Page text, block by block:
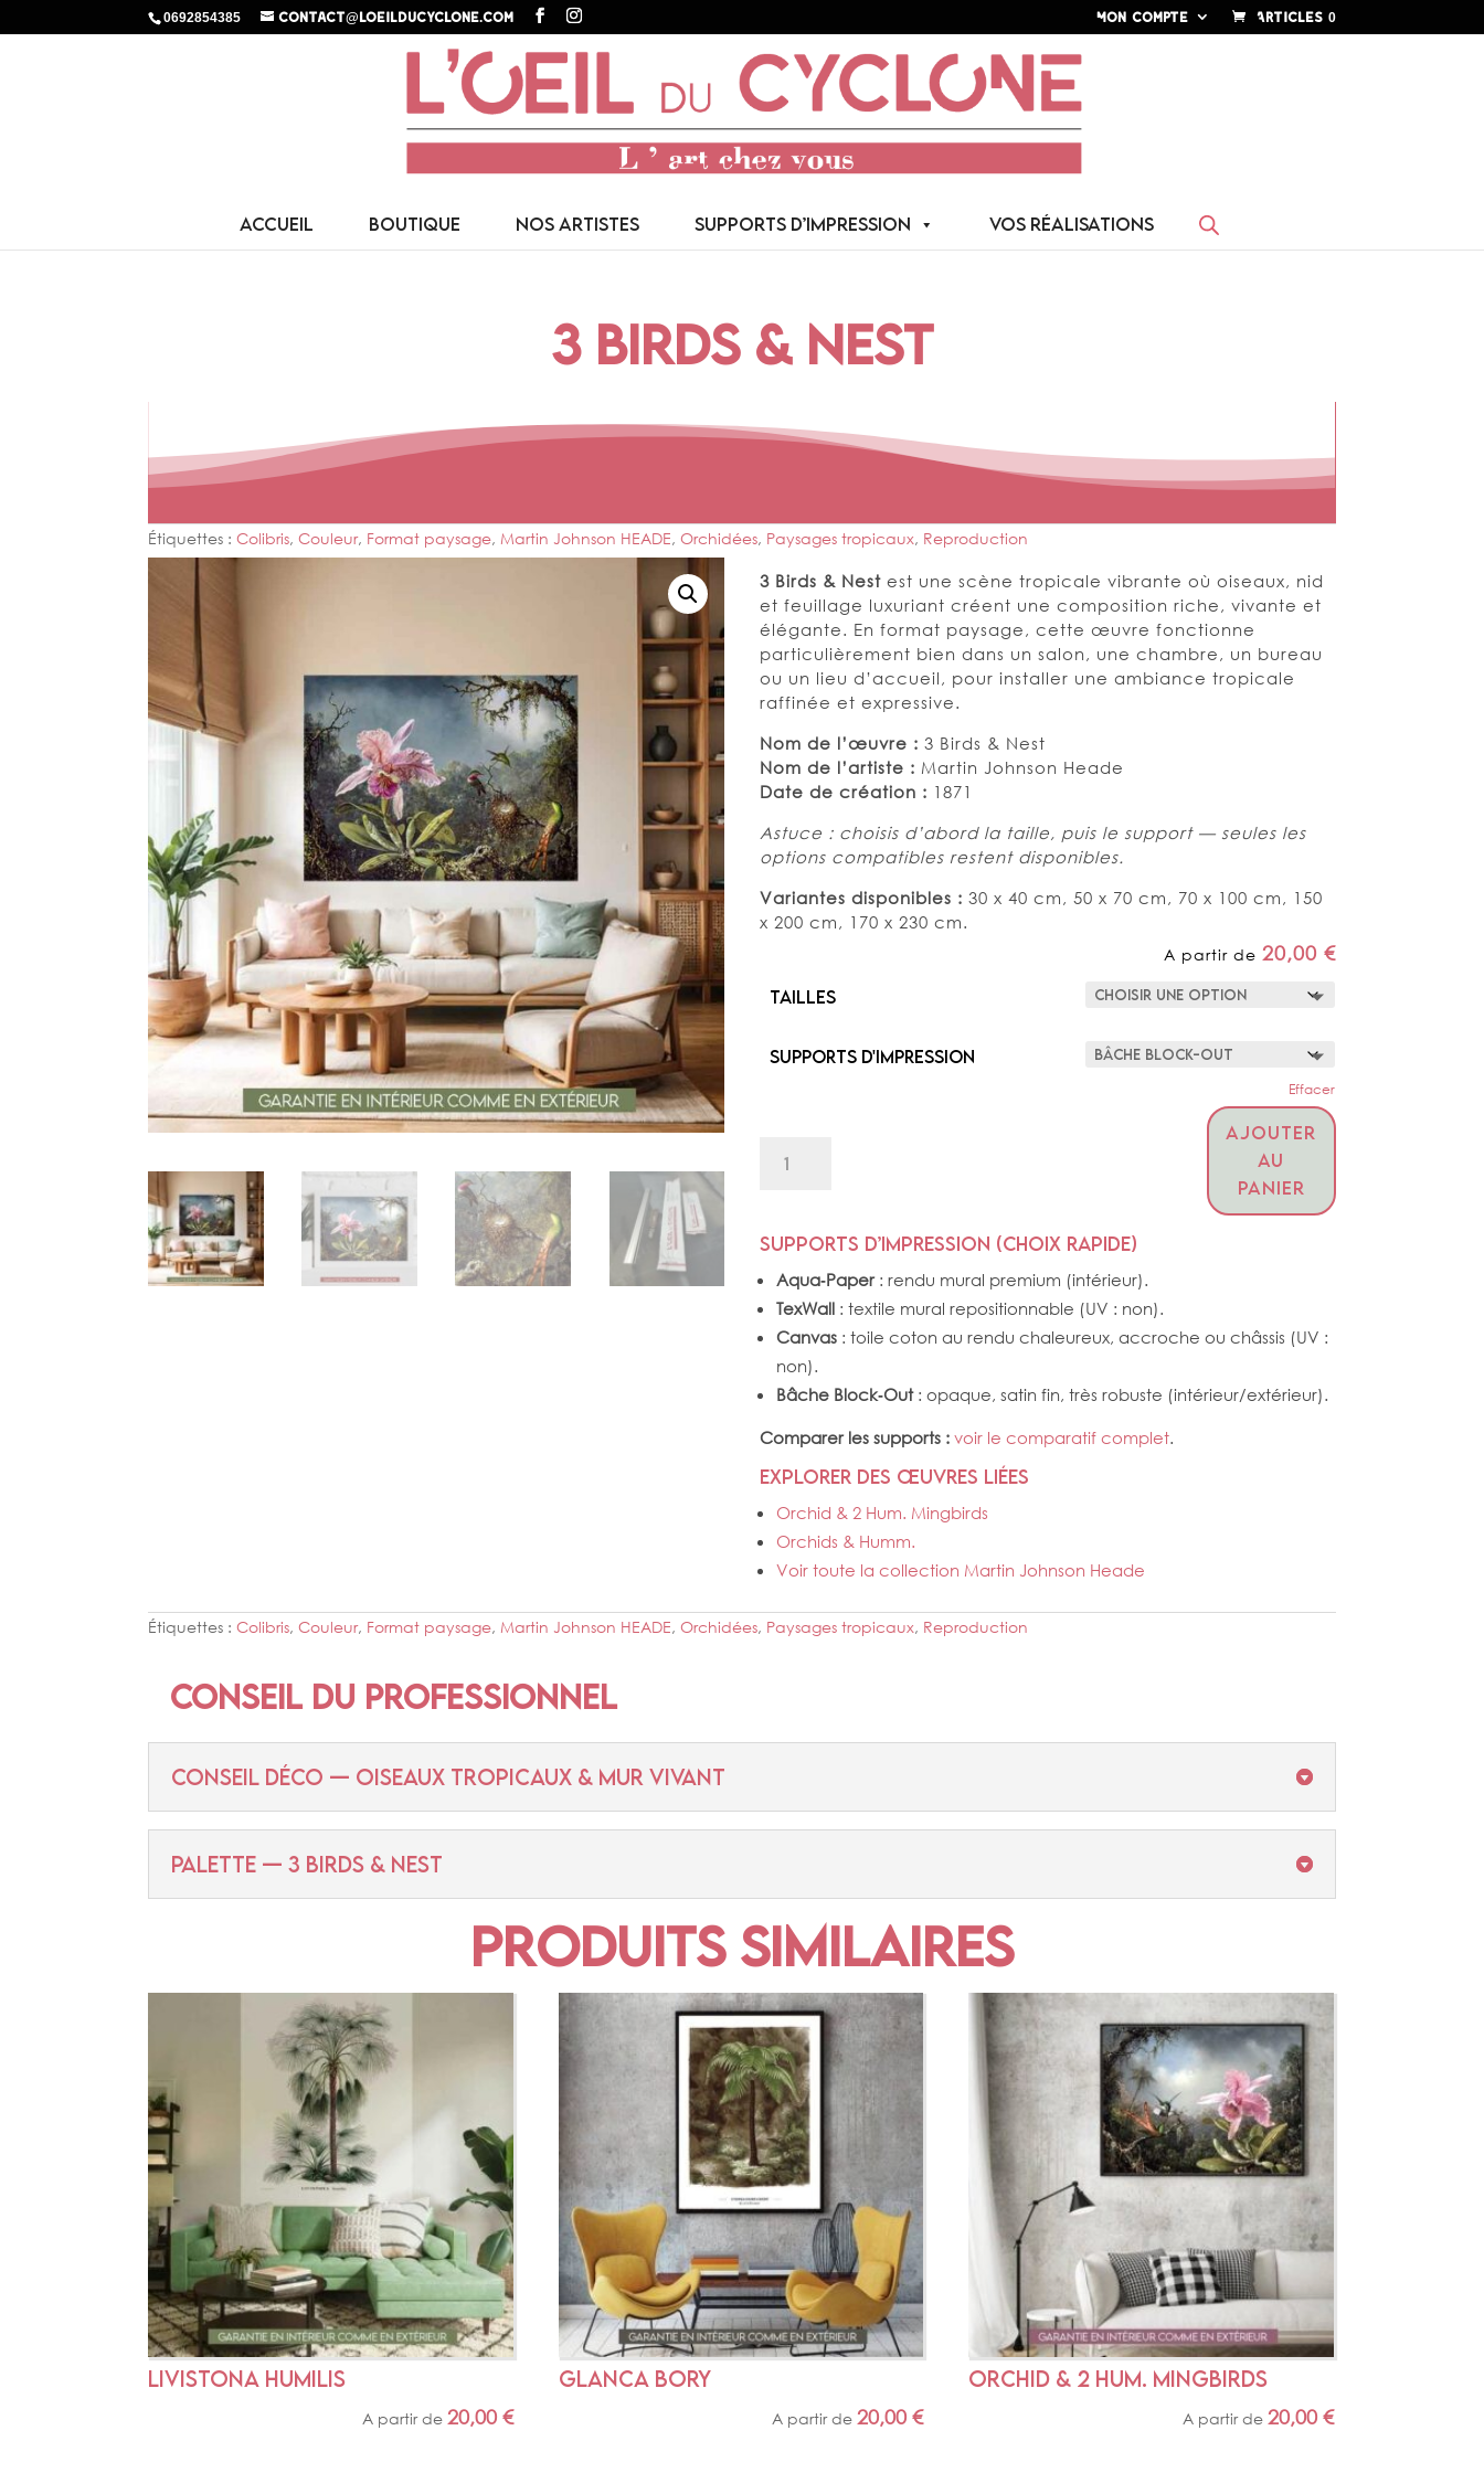
0692854385 contact@loeilducyclone.com Mon compte Articles 0
ACCUEIL BOUTIQUE NOS ARTISTES SUPPORTS D’IMPRESSION VOS RÉALISATIONS
3 BIRDS & NEST
Étiquettes :Colibris,Couleur, Format paysage,Martin Johnson HEADE,Orchidées, Paysages tropicaux, Reproduction
3 Birds & Nest est une scène tropicale vibrante où oiseaux, nid
et feuillage luxuriant créent une composition riche, vivante et
élégante. En format paysage, cette œuvre fonctionne
particulièrement bien dans un salon, une chambre, un bureau
ou un lieu d’accueil, pour installer une ambiance tropicale
raffinée et expressive.
Nom de l’œuvre : 3 Birds & Nest
Nom de l’artiste : Martin Johnson Heade
Date de création : 1871
Astuce : choisis d’abord la taille, puis le support — seules les
options compatibles restent disponibles.
Variantes disponibles : 30 x 40 cm, 50 x 70 cm, 70 x 100 cm, 150
x 200 cm, 170 x 230 cm.
A partir de 20,00 €
Tailles
Supports d'impression
Effacer
NEST
AJOUTER
AU
PANIER
Supports d’impression (choix rapide)
Aqua‑Paper: rendu mural premium (intérieur).
TexWall : textile mural repositionnable (UV : non).
Canvas : toile coton au rendu chaleureux, accroche ou châssis (UV :
non).
Bâche Block‑Out: opaque, satin fin, très robuste (intérieur/extérieur).
Comparer les supports : voir le comparatif complet.
Explorer des œuvres liées
Orchid & 2 Hum. Mingbirds
Orchids & Humm.
Voir toute la collection Martin Johnson Heade
Étiquettes :Colibris,Couleur, Format paysage, Martin Johnson HEADE,Orchidées, Paysages tropicaux, Reproduction
Conseil du professionnel
CONSEIL DÉCO — OISEAUX TROPICAUX & MUR VIVANT
PALETTE — 3 BIRDS & NEST
Produits similaires
LIVISTONA HUMILIS
A partir de20,00€
GLANCA BORY
A partir de20,00€
ORCHID & 2 HUM. MINGBIRDS
A partir de 20,00 €